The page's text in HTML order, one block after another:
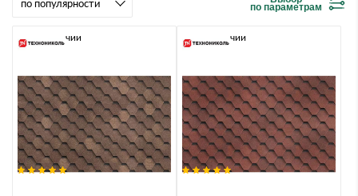
по параметрам
В наличии В наличии